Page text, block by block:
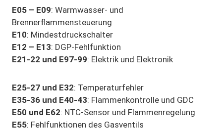
E05 – E09: Warmwasser- und
Brennerflammensteuerung
E10: Mindestdruckschalter
E12 – E13: DGP-Fehlfunktion
E21-22 und E97-99: Elektrik und Elektronik
E25-27 und E32: Temperaturfehler
E35-36 und E40-43: Flammenkontrolle und GDC
E50 und E62: NTC-Sensor und Flammenregelung
E55: Fehlfunktionen des Gasventils